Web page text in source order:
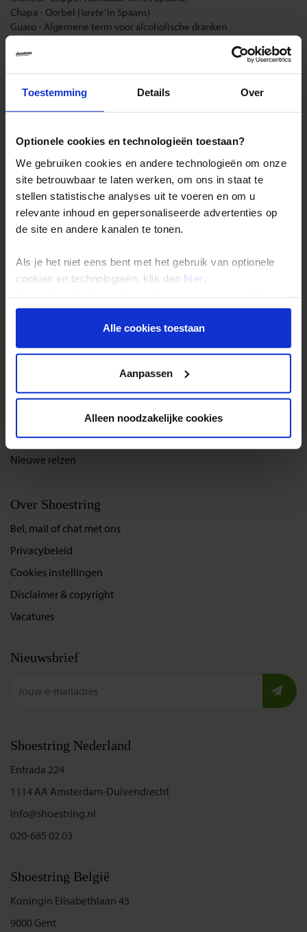
Toestemming Details Over
Optionele cookies en technologieën toestaan?
We gebruiken cookies en andere technologieën om onze
site betrouwbaar te laten werken, om ons in staat te
stellen statistische analyses uit te voeren en om u
relevante inhoud en gepersonaliseerde advertenties op
de site en andere kanalen te tonen.
Als je het niet eens bent met het gebruik van optionele
cookies en technologieën, klik dan hier
onder aan de pagina op elk gewenst moment voor de
toekomst wijzigen.Alle cookies toestaan
Aanpassen
Alleen noodzakelijke cookies
Chapa - Oorbel ('arete'in Spaans)
Guaro - Algemene term voor alcoholische dranken
Tuani - Gaaf, mooi, fantastisch
Landinformatie Nicaragua
Reizen met Shoestring
De belangrijkste info op een rij
Bestemmingen
Duurzaam reizen
Reis- en annuleringsvoorwaarden
Veelgestelde vragen
Reisthema's
Single reizen
Gegarandeerde reizen
Nieuwe reizen
Over Shoestring
Bel, mail of chat met ons
Privacybeleid
Cookies instellingen
Disclaimer & copyright
Vacatures
Nieuwsbrief
Shoestring Nederland
Entrada 224
1114 AA Amsterdam-Duivendrecht
info@shoestring.nl
020-685 02 03
Shoestring België
Koningin Elisabethlaan 45
9000 Gent